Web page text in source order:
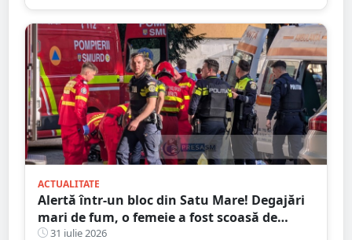
ACTUALITATE
Alertă într-un bloc din Satu Mare! Degajări
mari de fum, o femeie a fost scoasă de
Pompieri
31 iulie 2026